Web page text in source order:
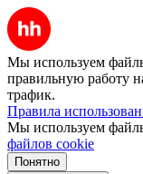
Мы используем
правильную работу
трафик.
Правила
Мы используем
файлов cookie
Понятно